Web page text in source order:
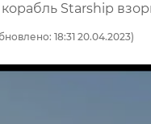
Starship
18:31 20.04.2023)